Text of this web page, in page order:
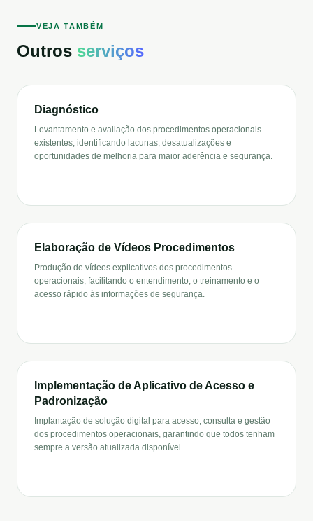
VEJA TAMBÉM
Outros serviços
Diagnóstico
Levantamento e avaliação dos procedimentos operacionais
existentes, identificando lacunas, desatualizações e
oportunidades de melhoria para maior aderência e segurança.
Elaboração de Vídeos Procedimentos
Produção de vídeos explicativos dos procedimentos
operacionais, facilitando o entendimento, o treinamento e o
acesso rápido às informações de segurança.
Implementação de Aplicativo de Acesso e
Padronização
Implantação de solução digital para acesso, consulta e gestão
dos procedimentos operacionais, garantindo que todos tenham
sempre a versão atualizada disponível.